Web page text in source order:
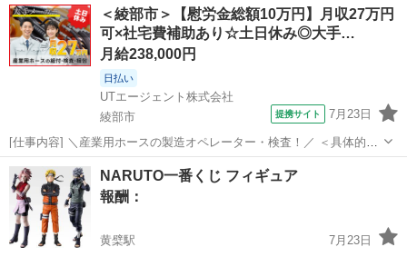
す。仕事で必要なので探しております🙏
京都 京都市 太秦広隆寺駅 買いたい/ください
＜綾部市＞【慰労金総額10万円】月収27万円
可×社宅費補助あり☆土日休み◎大手…
月給238,000円
日払い
UTエージェント株式会社
綾部市
提携サイト 7月23日
[仕事内容] ＼産業用ホースの製造オペレーター・検査！／ ＜具体的に
は…？＞ ①ホース本体に機械を使用して ホース本体に付属品を取り
付ける ②出来上がったホースを検査し梱包する ☆①②の繰り返し作業
です♪ 詳細につい...
京都 綾部市
NARUTO一番くじ フィギュア
報酬：
黄檗駅
7月23日